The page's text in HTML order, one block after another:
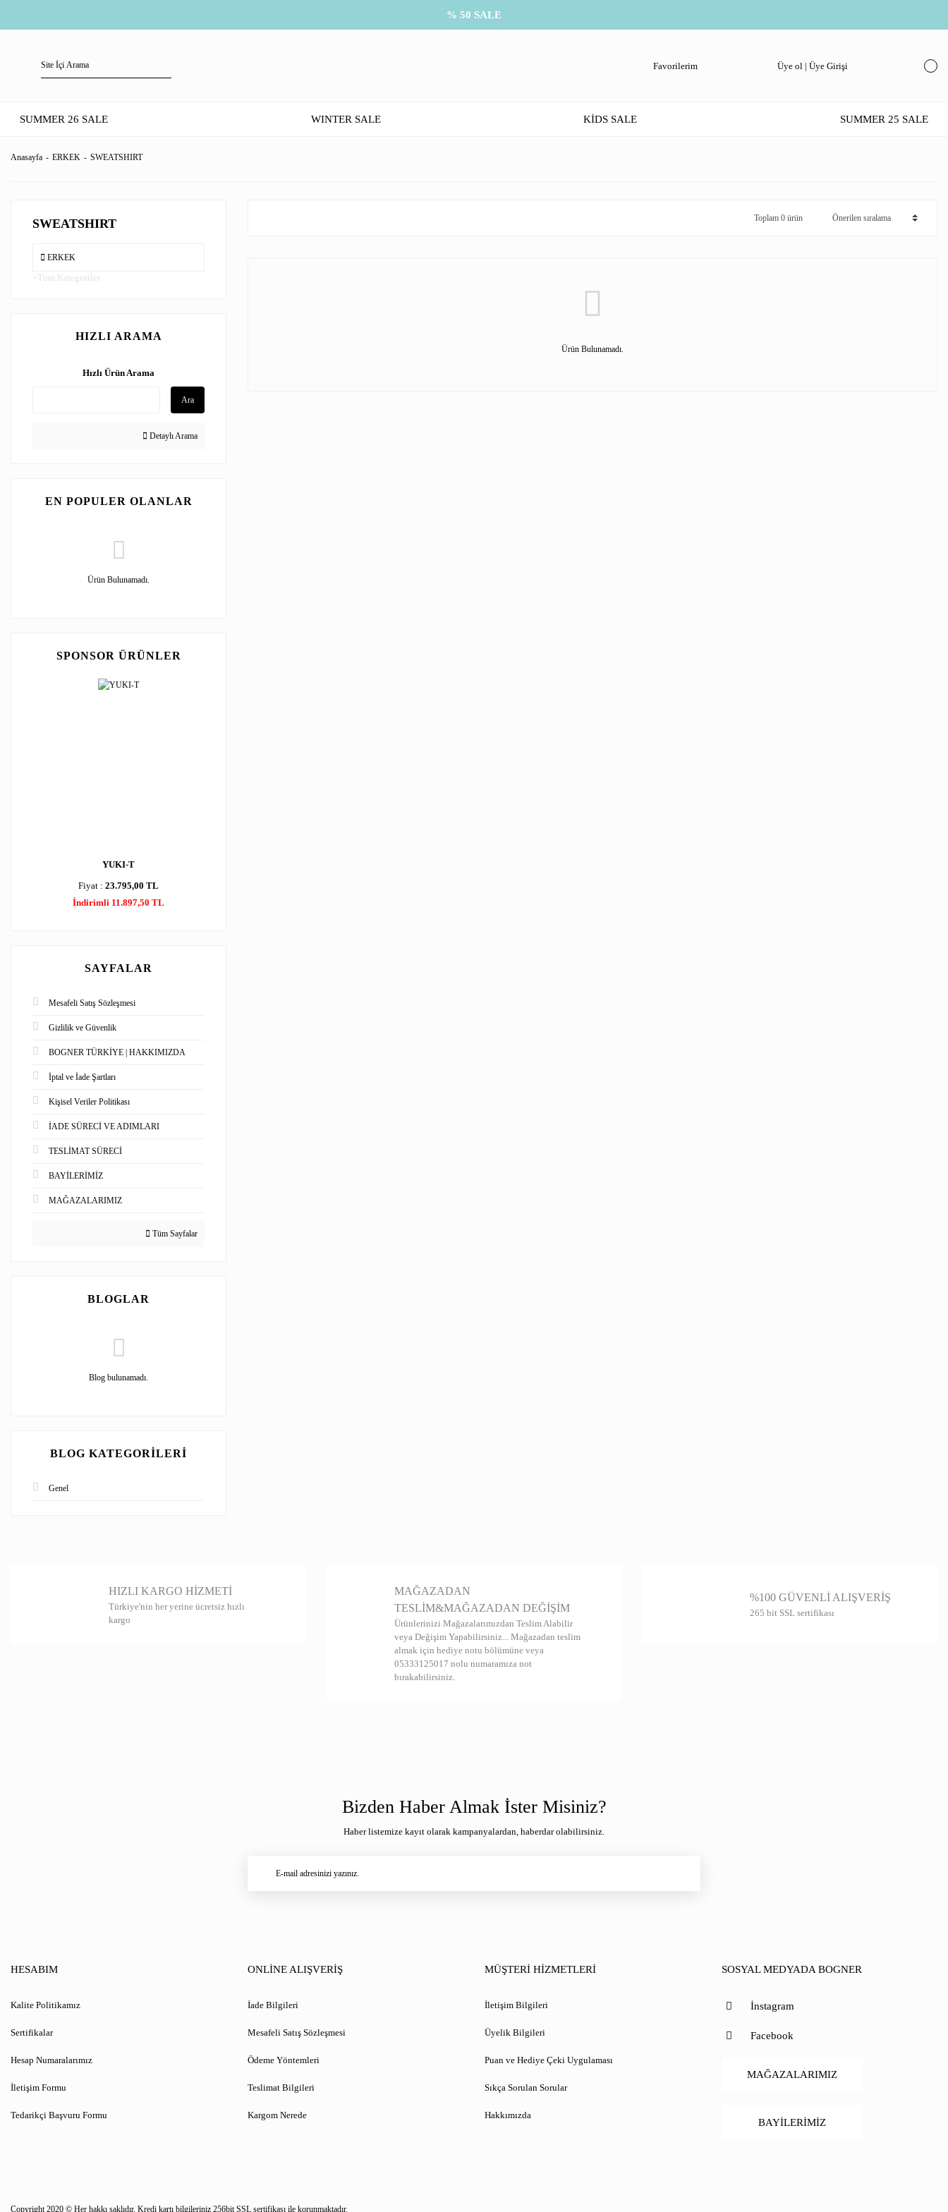
% 50 SALE
Favorilerim Üye ol | Üye Girişi
SUMMER 26 SALE WINTER SALE KİDS SALE SUMMER 25 SALE
Anasayfa ERKEK SWEATSHIRT
SWEATSHIRT
ERKEK
Tüm Kategoriler
HIZLI ARAMA
Hızlı Ürün Arama
Ara
Detaylı Arama
EN POPULER OLANLAR
Ürün Bulunamadı.
SPONSOR ÜRÜNLER
YUKI-T
Fiyat : 23.795,00 TL
İndirimli 11.897,50 TL
SAYFALAR
Mesafeli Satış Sözleşmesi
Gizlilik ve Güvenlik
BOGNER TÜRKİYE | HAKKIMIZDA
İptal ve İade Şartları
Kişisel Veriler Politikası
İADE SÜRECİ VE ADIMLARI
TESLİMAT SÜRECİ
BAYİLERİMİZ
MAĞAZALARIMIZ
Tüm Sayfalar
BLOGLAR
Blog bulunamadı.
BLOG KATEGORILERI
Genel
Toplam 0 ürün
Ürün Bulunamadı.
HIZLI KARGO HİZMETİ
Türkiye'nin her yerine ücretsiz hızlı
kargo
MAĞAZADAN
TESLİM&MAĞAZADAN DEĞİŞİM
Ürünlerinizi Mağazalarımızdan Teslim Alabilir
veya Değişim Yapabilirsiniz... Mağazadan teslim
almak için hediye notu bölümüne veya
05333125017 nolu numaramıza not
bırakabilirsiniz.
%100 GÜVENLİ ALIŞVERİŞ
265 bit SSL sertifikası
Bizden Haber Almak İster Misiniz?
Haber listemize kayıt olarak kampanyalardan, haberdar olabilirsiniz.
HESABIM
Kalite Politikamız
Sertifikalar
Hesap Numaralarımız
İletişim Formu
Tedarikçi Başvuru Formu
ONLİNE ALIŞVERİŞ
İade Bilgileri
Mesafeli Satış Sözleşmesi
Ödeme Yöntemleri
Teslimat Bilgileri
Kargom Nerede
MÜŞTERİ HİZMETLERİ
İletişim Bilgileri
Üyelik Bilgileri
Puan ve Hediye Çeki Uygulaması
Sıkça Sorulan Sorular
Hakkımızda
SOSYAL MEDYADA BOGNER
İnstagram
Facebook
MAĞAZALARIMIZ
BAYİLERİMİZ
Copyright 2020 © Her hakkı saklıdır. Kredi kartı bilgileriniz 256bit SSL sertifikası ile korunmaktadır.